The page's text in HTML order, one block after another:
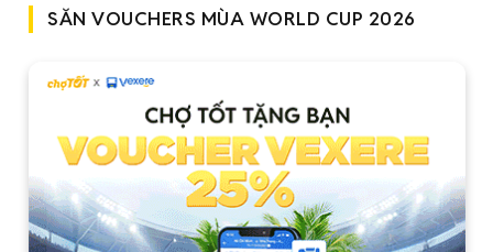
SĂN VOUCHERS MÙA WORLD CUP 2026